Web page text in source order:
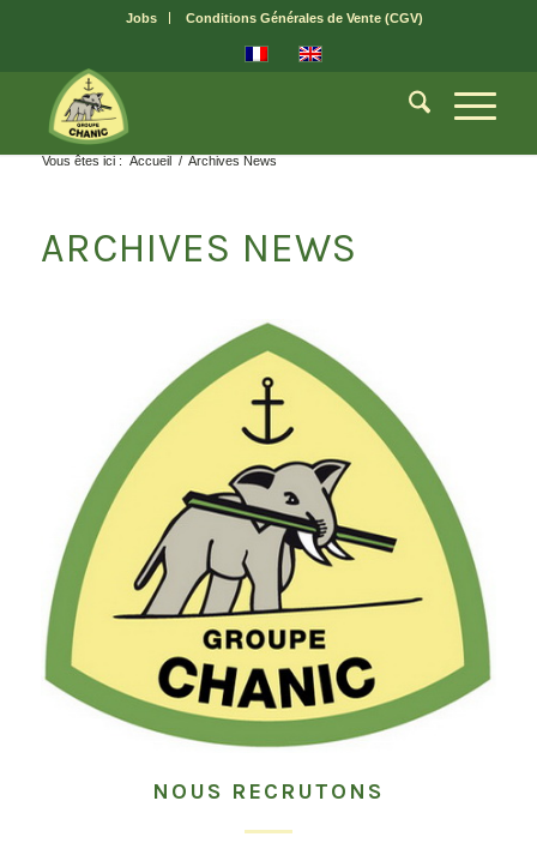
Jobs Conditions Générales de Vente (CGV)
Vous êtes ici : Accueil / Archives News
ARCHIVES NEWS
NOUS RECRUTONS